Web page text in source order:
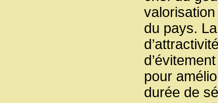
du pays.
pour
durée de